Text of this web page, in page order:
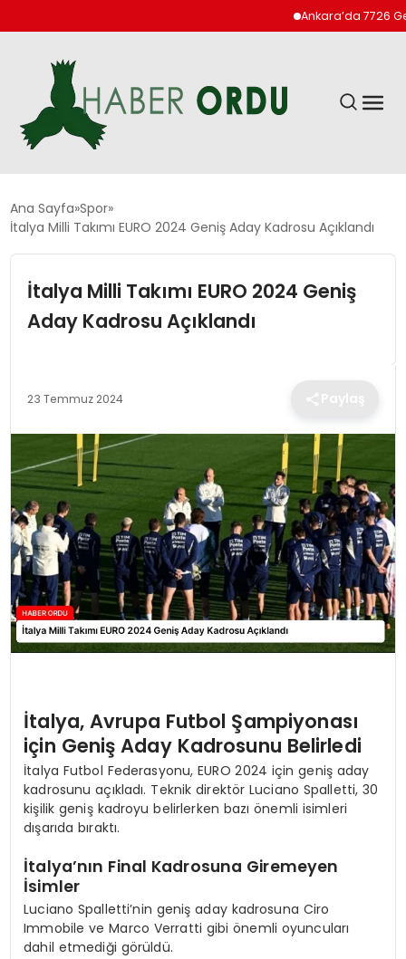
Ankara’da 7726
GÜNDEM
DÜNYA
EKONOMI
EĞITIM
MAGAZIN
SPOR
YAŞAM
Ana Sayfa Spor
İtalya Milli Takımı EURO 2024 Geniş Aday Kadrosu Açıklandı
İtalya Milli Takımı EURO 2024 Geniş
Aday Kadrosu Açıklandı
23 Temmuz 2024
İtalya, Avrupa Futbol Şampiyonası
için Geniş Aday Kadrosunu Belirledi
İtalya Futbol Federasyonu, EURO 2024 için geniş aday
kadrosunu açıkladı. Teknik direktör Luciano Spalletti, 30
kişilik geniş kadroyu belirlerken bazı önemli isimleri
dışarıda bıraktı.
İtalya’nın Final Kadrosuna Giremeyen
İsimler
Luciano Spalletti’nin geniş aday kadrosuna Ciro
Immobile ve Marco Verratti gibi önemli oyuncuları
dahil etmediği görüldü.